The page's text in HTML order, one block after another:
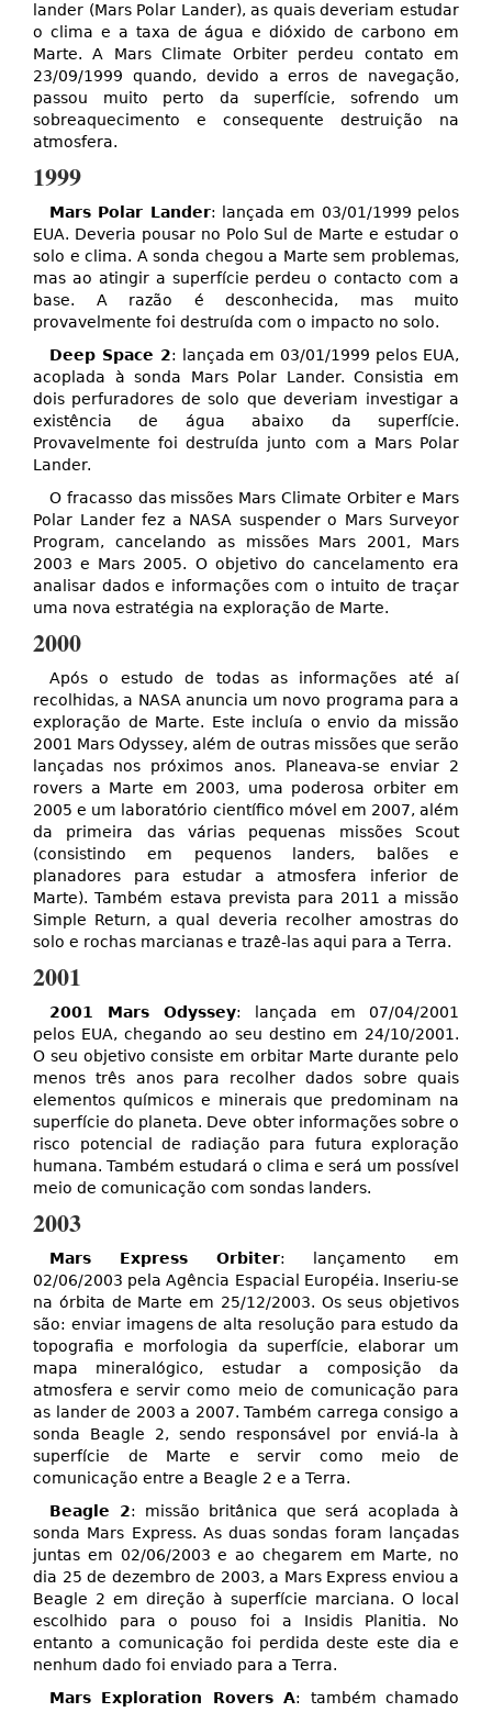
lander (Mars Polar Lander), as quais deveriam estudar
o clima e a taxa de água e dióxido de carbono em
Marte. A Mars Climate Orbiter perdeu contato em
23/09/1999 quando, devido a erros de navegação,
passou muito perto da superfície, sofrendo um
sobreaquecimento e consequente destruição na
atmosfera.
1999
Mars Polar Lander: lançada em 03/01/1999 pelos
EUA. Deveria pousar no Polo Sul de Marte e estudar o
solo e clima. A sonda chegou a Marte sem problemas,
mas ao atingir a superfície perdeu o contacto com a
base. A razão é desconhecida, mas muito
provavelmente foi destruída com o impacto no solo.
Deep Space 2: lançada em 03/01/1999 pelos EUA,
acoplada à sonda Mars Polar Lander. Consistia em
dois perfuradores de solo que deveriam investigar a
existência de água abaixo da superfície.
Provavelmente foi destruída junto com a Mars Polar
Lander.
O fracasso das missões Mars Climate Orbiter e Mars
Polar Lander fez a NASA suspender o Mars Surveyor
Program, cancelando as missões Mars 2001, Mars
2003 e Mars 2005. O objetivo do cancelamento era
analisar dados e informações com o intuito de traçar
uma nova estratégia na exploração de Marte.
2000
Após o estudo de todas as informações até aí
recolhidas, a NASA anuncia um novo programa para a
exploração de Marte. Este incluía o envio da missão
2001 Mars Odyssey, além de outras missões que serão
lançadas nos próximos anos. Planeava-se enviar 2
rovers a Marte em 2003, uma poderosa orbiter em
2005 e um laboratório científico móvel em 2007, além
da primeira das várias pequenas missões Scout
(consistindo em pequenos landers, balões e
planadores para estudar a atmosfera inferior de
Marte). Também estava prevista para 2011 a missão
Simple Return, a qual deveria recolher amostras do
solo e rochas marcianas e trazê-las aqui para a Terra.
2001
2001 Mars Odyssey: lançada em 07/04/2001
pelos EUA, chegando ao seu destino em 24/10/2001.
O seu objetivo consiste em orbitar Marte durante pelo
menos três anos para recolher dados sobre quais
elementos químicos e minerais que predominam na
superfície do planeta. Deve obter informações sobre o
risco potencial de radiação para futura exploração
humana. Também estudará o clima e será um possível
meio de comunicação com sondas landers.
2003
Mars Express Orbiter: lançamento em
02/06/2003 pela Agência Espacial Européia. Inseriu-se
na órbita de Marte em 25/12/2003. Os seus objetivos
são: enviar imagens de alta resolução para estudo da
topografia e morfologia da superfície, elaborar um
mapa mineralógico, estudar a composição da
atmosfera e servir como meio de comunicação para
as lander de 2003 a 2007. Também carrega consigo a
sonda Beagle 2, sendo responsável por enviá-la à
superfície de Marte e servir como meio de
comunicação entre a Beagle 2 e a Terra.
Beagle 2: missão britânica que será acoplada à
sonda Mars Express. As duas sondas foram lançadas
juntas em 02/06/2003 e ao chegarem em Marte, no
dia 25 de dezembro de 2003, a Mars Express enviou a
Beagle 2 em direção à superfície marciana. O local
escolhido para o pouso foi a Insidis Planitia. No
entanto a comunicação foi perdida deste este dia e
nenhum dado foi enviado para a Terra.
Mars Exploration Rovers A: também chamado